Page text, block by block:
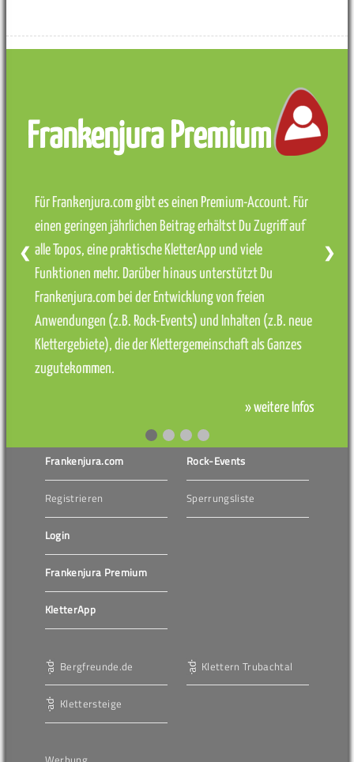
Frankenjura Premium
Für Frankenjura.com gibt es einen Premium-Account. Für
einen geringen jährlichen Beitrag erhältst Du Zugriff auf
alle Topos, eine praktische KletterApp und viele
Funktionen mehr. Darüber hinaus unterstützt Du
Frankenjura.com bei der Entwicklung von freien
Anwendungen (z.B. Rock-Events) und Inhalten (z.B. neue
Klettergebiete), die der Klettergemeinschaft als Ganzes
zugutekommen.
» weitere Infos
❮ ❯
Frankenjura.com
Registrieren
Login
Frankenjura Premium
KletterApp
Rock-Events
Sperrungsliste
Bergfreunde.de
Klettersteige
Klettern Trubachtal